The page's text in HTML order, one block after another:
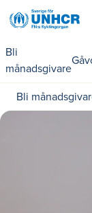
Bli
månadsgivare
Bli